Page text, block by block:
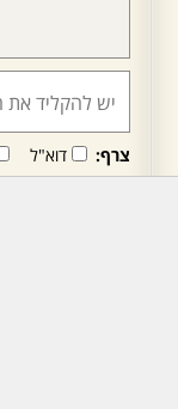
צרף: דוא"ל